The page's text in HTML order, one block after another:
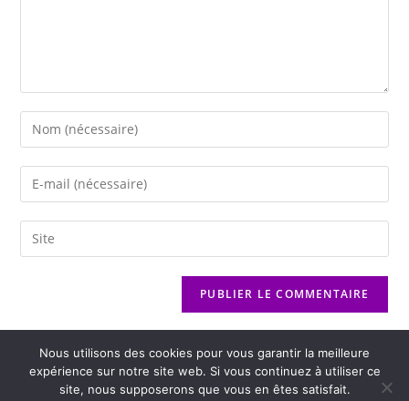
Nous utilisons des cookies pour vous garantir la meilleure
expérience sur notre site web. Si vous continuez à utiliser ce
site, nous supposerons que vous en êtes satisfait.